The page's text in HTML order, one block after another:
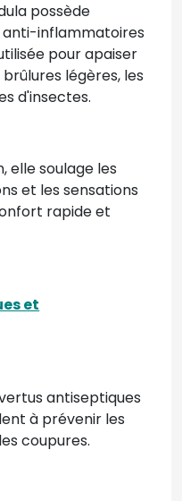
possède
inflammatoires
pour apaiser
légères, les
d'insectes.
elle soulage les
et les sensations
rapide et
et
antiseptiques
à prévenir les
coupures.